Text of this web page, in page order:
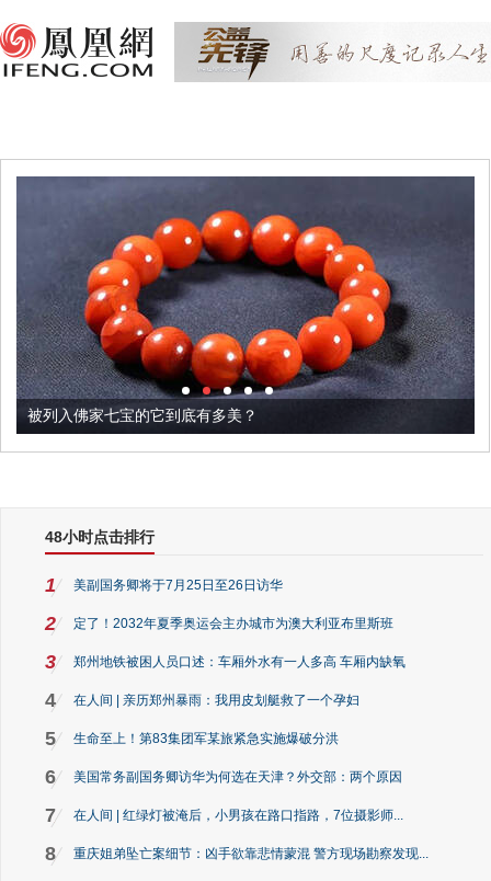
被列入佛家七宝的它到底有多美？
48小时点击排行
1 美副国务卿将于7月25日至26日访华
2 定了！2032年夏季奥运会主办城市为澳大利亚布里斯班
3 郑州地铁被困人员口述：车厢外水有一人多高 车厢内缺氧
4 在人间 | 亲历郑州暴雨：我用皮划艇救了一个孕妇
5 生命至上！第83集团军某旅紧急实施爆破分洪
6 美国常务副国务卿访华为何选在天津？外交部：两个原因
7 在人间 | 红绿灯被淹后，小男孩在路口指路，7位摄影师...
8 重庆姐弟坠亡案细节：凶手欲靠悲情蒙混 警方现场勘察发现...